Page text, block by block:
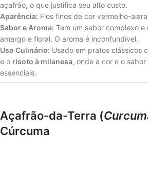
açafrão, o que justifica seu alto custo.
Aparência: Fios finos de cor vermelho-
Sabor e Aroma: Tem um sabor complexo
amargo e floral. O aroma é inconfundível.
Uso Culinário: Usado em pratos clássicos
e o risoto à milanesa, onde a cor e o
essenciais.
Açafrão-da-Terra (
Cúrcuma